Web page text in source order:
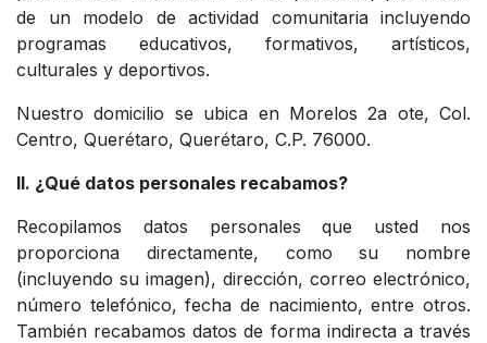
de un modelo de actividad comunitaria incluyendo
programas educativos, formativos, artísticos,
culturales y deportivos.
Nuestro domicilio se ubica en Morelos 2a ote, Col.
Centro, Querétaro, Querétaro, C.P. 76000.
II. ¿Qué datos personales recabamos?
Recopilamos datos personales que usted nos
proporciona directamente, como su nombre
(incluyendo su imagen), dirección, correo electrónico,
número telefónico, fecha de nacimiento, entre otros.
También recabamos datos de forma indirecta a través